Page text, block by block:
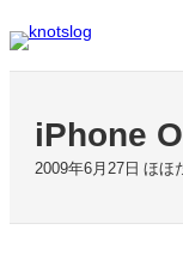
容
iPhone
2009年6月27日 ほほ